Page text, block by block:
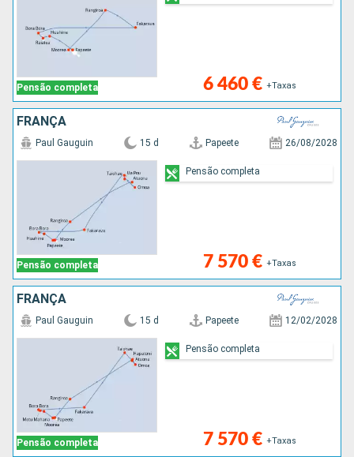
Pensão completa 6 460 € +Taxas
FRANÇA
Pensão completa
Paul Gauguin 15 d Papeete 26/08/2028
7 570 € +Taxas
Pensão completa
FRANÇA
Pensão completa
Paul Gauguin 15 d Papeete 12/02/2028
7 570 € +Taxas
Pensão completa